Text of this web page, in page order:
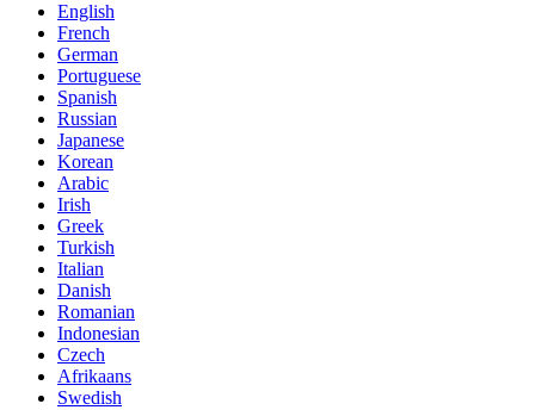
English
French
German
Portuguese
Spanish
Russian
Japanese
Korean
Arabic
Irish
Greek
Turkish
Italian
Danish
Romanian
Indonesian
Czech
Afrikaans
Swedish